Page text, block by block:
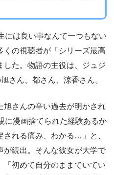
には良い事なんて一つもない
くの視聴者が「シリーズ最高
た。物語の主役は、ジュジ
さん、都さん、涼香さん。
旭さんの辛い過去が明かされ
に漫画捨てられた経験あるか
される痛み、わかる…」と、
が続出。そんな彼女が大学で
初めて自分のままでいてい